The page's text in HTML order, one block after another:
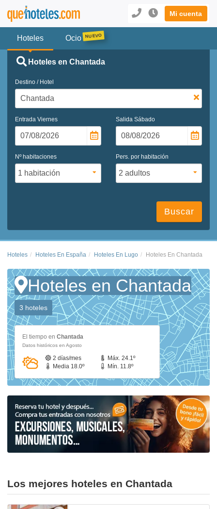
Mi cuenta
Hoteles Ocio
Hoteles en Chantada
Destino / Hotel
Entrada Viernes Salida Sábado
Nº habitaciones Pers. por habitación
Buscar
Hoteles Hoteles En España Hoteles En Lugo Hoteles En Chantada
Hoteles en Chantada
3 hoteles
El tiempo en Chantada
Datos históricos en Agosto
2 días/mes
Máx. 24.1º
Media 18.0º
Mín. 11.8º
Los mejores hoteles en Chantada